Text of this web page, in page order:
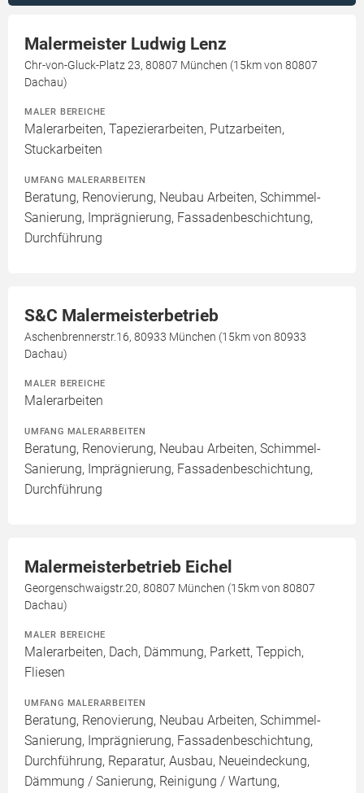
Malermeister Ludwig Lenz
Chr-von-Gluck-Platz 23, 80807 München (15km von 80807
Dachau)
MALER BEREICHE
Malerarbeiten, Tapezierarbeiten, Putzarbeiten,
Stuckarbeiten
UMFANG MALERARBEITEN
Beratung, Renovierung, Neubau Arbeiten, Schimmel-
Sanierung, Imprägnierung, Fassadenbeschichtung,
Durchführung
S&C Malermeisterbetrieb
Aschenbrennerstr.16, 80933 München (15km von 80933
Dachau)
MALER BEREICHE
Malerarbeiten
UMFANG MALERARBEITEN
Beratung, Renovierung, Neubau Arbeiten, Schimmel-
Sanierung, Imprägnierung, Fassadenbeschichtung,
Durchführung
Malermeisterbetrieb Eichel
Georgenschwaigstr.20, 80807 München (15km von 80807
Dachau)
MALER BEREICHE
Malerarbeiten, Dach, Dämmung, Parkett, Teppich,
Fliesen
UMFANG MALERARBEITEN
Beratung, Renovierung, Neubau Arbeiten, Schimmel-
Sanierung, Imprägnierung, Fassadenbeschichtung,
Durchführung, Reparatur, Ausbau, Neueindeckung,
Dämmung / Sanierung, Reinigung / Wartung,